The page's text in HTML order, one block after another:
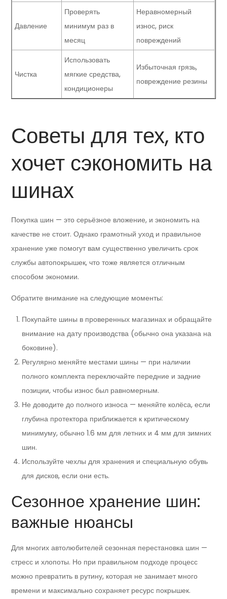
Давление
Проверять
минимум раз в
месяц
Неравномерный
износ, риск
повреждений
Чистка
Использовать
мягкие средства,
кондиционеры
Избыточная грязь,
повреждение резины
Советы для тех, кто
хочет сэкономить на
шинах
Покупка шин — это серьёзное вложение, и экономить на
качестве не стоит. Однако грамотный уход и правильное
хранение уже помогут вам существенно увеличить срок
службы автопокрышек, что тоже является отличным
способом экономии.
Обратите внимание на следующие моменты:
Покупайте шины в проверенных магазинах и обращайте
внимание на дату производства (обычно она указана на
боковине).
Регулярно меняйте местами шины — при наличии
полного комплекта переключайте передние и задние
позиции, чтобы износ был равномерным.
Не доводите до полного износа — меняйте колёса, если
глубина протектора приближается к критическому
минимуму, обычно 1.6 мм для летних и 4 мм для зимних
шин.
Используйте чехлы для хранения и специальную обувь
для дисков, если они есть.
Сезонное хранение шин:
важные нюансы
Для многих автолюбителей сезонная перестановка шин —
стресс и хлопоты. Но при правильном подходе процесс
можно превратить в рутину, которая не занимает много
времени и максимально сохраняет ресурс покрышек.